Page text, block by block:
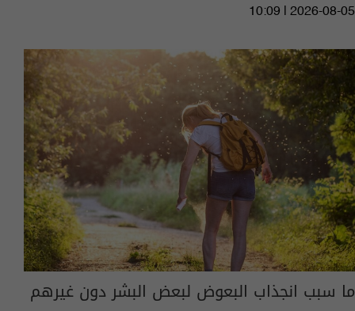
10:09 | 2026-08-05
ما سبب انجذاب البعوض لبعض البشر دون غيرهم